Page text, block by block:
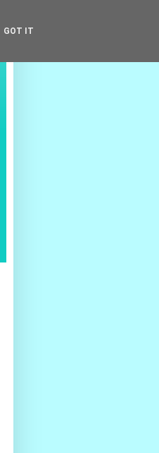
GOT IT